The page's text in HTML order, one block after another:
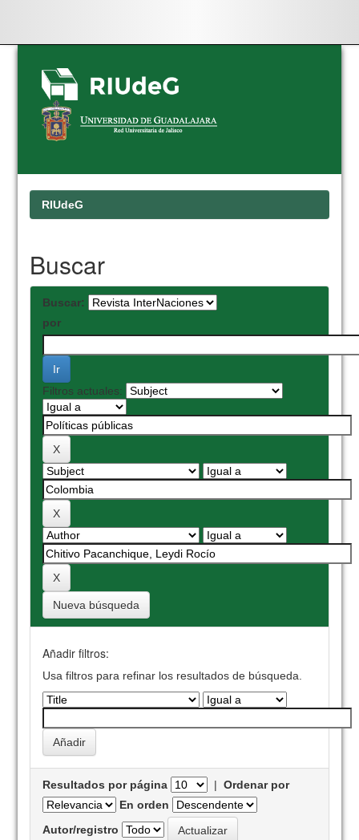
Skip
navigation
RIUdeG
Buscar
Buscar:
por
Filtros actuales:
Nueva búsqueda
Añadir filtros:
Usa filtros para refinar los resultados de búsqueda.
Resultados por página |Ordenar por
En orden
Autor/registro